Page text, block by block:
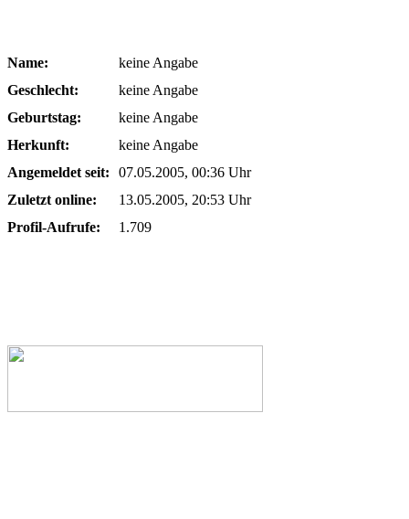
Name:
keine Angabe
Geschlecht:
keine Angabe
Geburtstag:
keine Angabe
Herkunft:
keine Angabe
Angemeldet seit:
07.05.2005, 00:36 Uhr
Zuletzt online:
13.05.2005, 20:53 Uhr
Profil-Aufrufe:
1.709